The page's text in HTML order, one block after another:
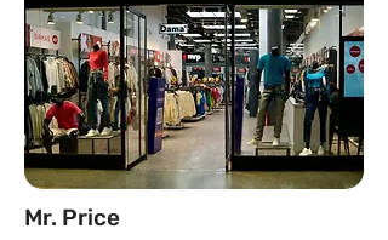
Mr. Price